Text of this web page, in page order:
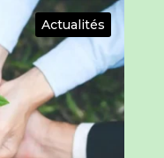
Actualités